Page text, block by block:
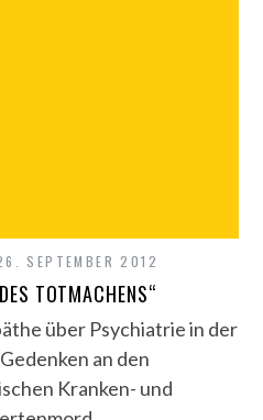
SEPTEMBER 2012
TOTMACHENS“
über Psychiatrie in der
an den
Kranken- und